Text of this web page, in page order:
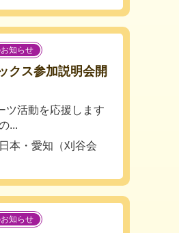
知らせ
クス参加説明会開
ツ活動を応援します
...
本・愛知（刈谷会
知らせ